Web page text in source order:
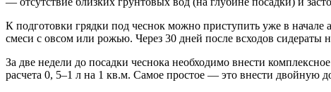
К подготовки грядки под чеснок можно приступить уже в
смеси с овсом или рожью. Через 30 дней после всходов сидераты
За две недели до посадки чеснока необходимо внести
расчета 0, 5–1 л на 1 кв.м. Самое простое — это внести двойную